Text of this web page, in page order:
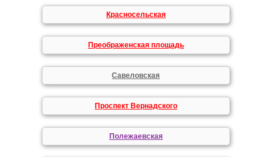
Красносельская
Преображенская площадь
Савеловская
Проспект Вернадского
Полежаевская